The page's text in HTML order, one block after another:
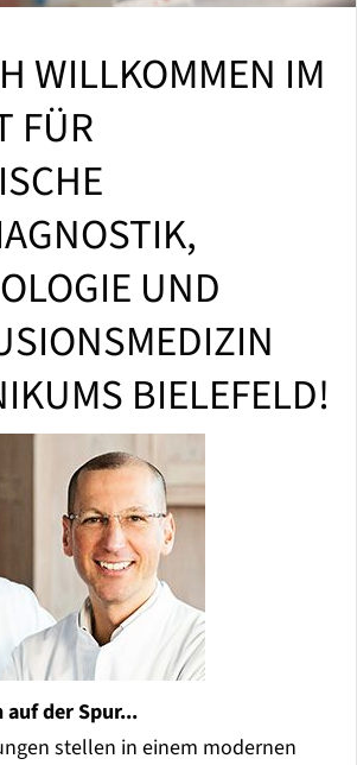
WILLKOMMEN IM
FÜR
UND
BIELEFELD!
auf der Spur...
stellen in einem modernen